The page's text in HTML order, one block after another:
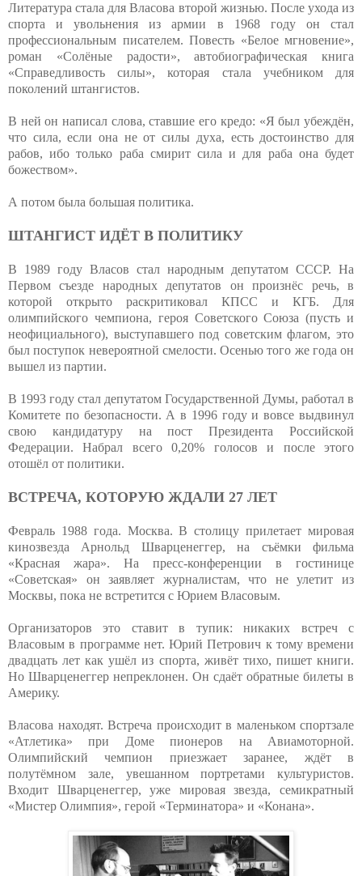
Литература стала для Власова второй жизнью. После ухода из
спорта и увольнения из армии в 1968 году он стал
профессиональным писателем. Повесть «Белое мгновение»,
роман «Солёные радости», автобиографическая книга
«Справедливость силы», которая стала учебником для
поколений штангистов.
В ней он написал слова, ставшие его кредо: «Я был убеждён,
что сила, если она не от силы духа, есть достоинство для
рабов, ибо только раба смирит сила и для раба она будет
божеством».
А потом была большая политика.
ШТАНГИСТ ИДЁТ В ПОЛИТИКУ
В 1989 году Власов стал народным депутатом СССР. На
Первом съезде народных депутатов он произнёс речь, в
которой открыто раскритиковал КПСС и КГБ. Для
олимпийского чемпиона, героя Советского Союза (пусть и
неофициального), выступавшего под советским флагом, это
был поступок невероятной смелости. Осенью того же года он
вышел из партии.
В 1993 году стал депутатом Государственной Думы, работал в
Комитете по безопасности. А в 1996 году и вовсе выдвинул
свою кандидатуру на пост Президента Российской
Федерации. Набрал всего 0,20% голосов и после этого
отошёл от политики.
ВСТРЕЧА, КОТОРУЮ ЖДАЛИ 27 ЛЕТ
Февраль 1988 года. Москва. В столицу прилетает мировая
кинозвезда Арнольд Шварценеггер, на съёмки фильма
«Красная жара». На пресс-конференции в гостинице
«Советская» он заявляет журналистам, что не улетит из
Москвы, пока не встретится с Юрием Власовым.
Организаторов это ставит в тупик: никаких встреч с
Власовым в программе нет. Юрий Петрович к тому времени
двадцать лет как ушёл из спорта, живёт тихо, пишет книги.
Но Шварценеггер непреклонен. Он сдаёт обратные билеты в
Америку.
Власова находят. Встреча происходит в маленьком спортзале
«Атлетика» при Доме пионеров на Авиамоторной.
Олимпийский чемпион приезжает заранее, ждёт в
полутёмном зале, увешанном портретами культуристов.
Входит Шварценеггер, уже мировая звезда, семикратный
«Мистер Олимпия», герой «Терминатора» и «Конана».